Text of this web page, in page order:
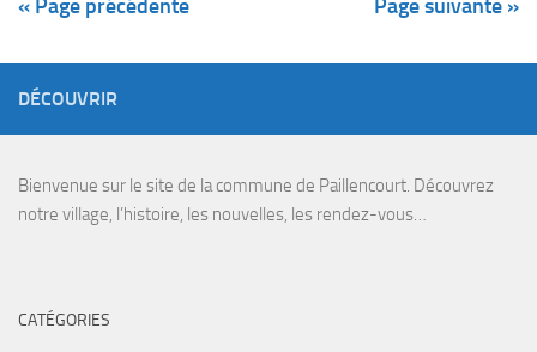
« Page précédente Page suivante »
DÉCOUVRIR
Bienvenue sur le site de la commune de Paillencourt. Découvrez
notre village, l’histoire, les nouvelles, les rendez-vous…
CATÉGORIES